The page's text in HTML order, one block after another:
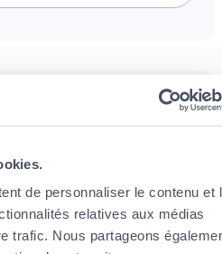
de personnaliser le contenu et
relatives aux médias
trafic. Nous partageons